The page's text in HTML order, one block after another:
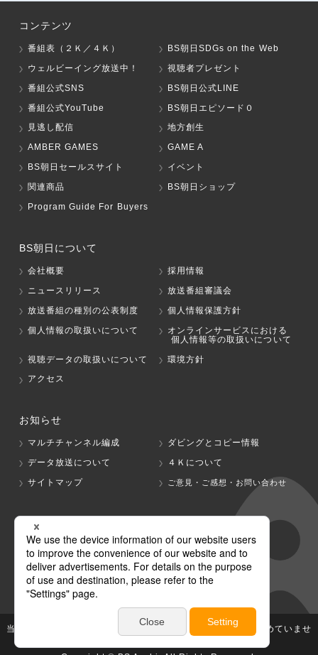
コンテンツ
番組表（２Ｋ／４Ｋ）
BS朝日SDGs on the Web
ウェルビーイング放送中！
視聴者プレゼント
番組公式SNS
BS朝日公式LINE
番組公式YouTube
BS朝日エピソード０
見逃し配信
地方創生
AMBER GAMES
GAME A
BS朝日セールスサイト
イベント
関連商品
BS朝日ショップ
Program Guide For Buyers
BS朝日について
会社概要
採用情報
ニュースリリース
放送番組審議会
放送番組の種別の公表制度
個人情報保護方針
個人情報の取扱いについて
オンラインサービスにおける
個人情報等の取扱いについて
視聴データの取扱いについて
環境方針
アクセス
お知らせ
マルチチャンネル編成
ダビングとコピー情報
データ放送について
４Ｋについて
サイトマップ
ご意見・ご感想・お問い合わせ
グループ会社
テレビ朝日 テレ朝チャンネル
当社が著作権、著作隣接権を有する放送番組等の無断利用は認めていませ
ん。